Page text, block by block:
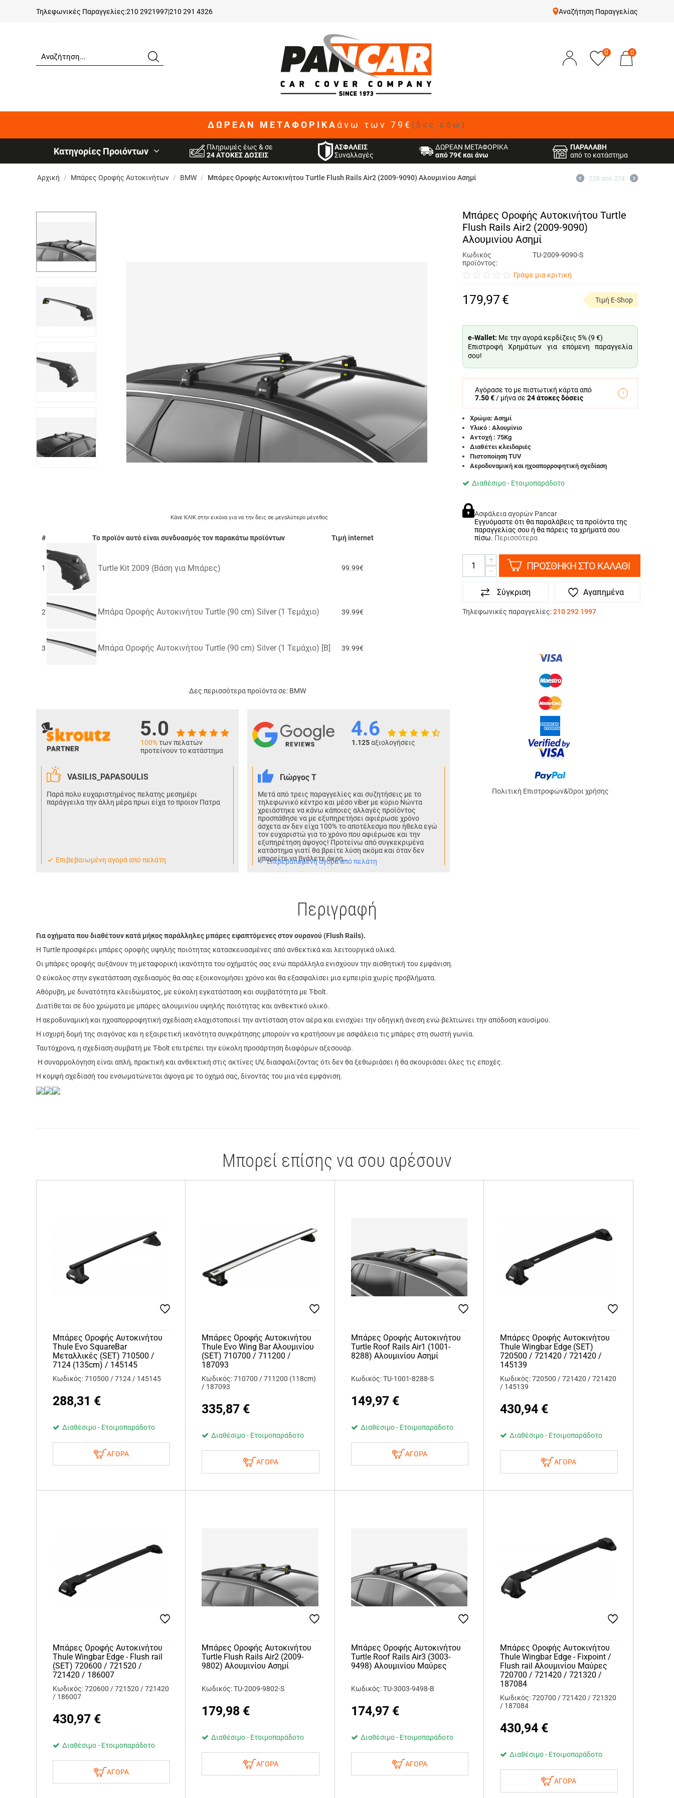
Τηλεφωνικές Παραγγελίες:210 2921997|210 291 4326 Αναζήτηση Παραγγελίας
0 0
ΔΩΡΕΑΝ ΜΕΤΑΦΟΡΙΚΑ άνω των 79€ (δες εδώ)
Κατηγορίες Προιόντων
Πληρωμές έως & σε
24 ΑΤΟΚΕΣ ΔΟΣΕΙΣ
ΑΣΦΑΛΕΙΣ
Συναλλαγές
ΔΩΡΕΑΝ ΜΕΤΑΦΟΡΙΚΑ
από 79€ και άνω
ΠΑΡΑΛΑΒΗ
από το κατάστημα
Αρχική / Μπάρες Οροφής Αυτοκινήτων / BMW / Μπάρες Οροφής Αυτοκινήτου Turtle Flush Rails Air2 (2009-9090) Αλουμινίου Ασημί 228 από 274
Κάνε ΚΛΙΚ στην εικόνα για να την δεις σε μεγαλύτερο μέγεθος
# Το προϊόν αυτό είναι συνδυασμός τον παρακάτω προϊόντων Τιμή internet
1 Turtle Kit 2009 (Βάση για Μπάρες) 99.99€
2 Μπάρα Οροφής Αυτοκινήτου Turtle (90 cm) Silver (1 Τεμάχιο) 39.99€
3 Μπάρα Οροφής Αυτοκινήτου Turtle (90 cm) Silver (1 Τεμάχιο) [B] 39.99€
Μπάρες Οροφής Αυτοκινήτου Turtle
Flush Rails Air2 (2009-9090)
Αλουμινίου Ασημί
Κωδικός
προϊόντος:
TU-2009-9090-S
Γράψε μια κριτική
179,97 € Τιμή E-Shop
e-Wallet: Με την αγορά κερδίζεις 5% (9 €)
Επιστροφή Χρημάτων για επόμενη παραγγελία
σου!
Αγόρασε το με πιστωτική κάρτα από
7.50 € / μήνα σε 24 άτοκες δόσεις
Χρώμα: Ασημί
Υλικό : Αλουμίνιο
Αντοχή : 75Kg
Διαθέτει κλειδαριές
Πιστοποίηση TUV
Aεροδυναμική και ηχοαπορροφητική σχεδίαση
Διαθέσιμο - Ετοιμοπαράδοτο
Ασφάλεια αγορών Pancar
Εγγυόμαστε ότι θα παραλάβεις τα προϊόντα της
παραγγελίας σου ή θα πάρεις τα χρήματά σου
πίσω. Περισσότερα
+
−
ΠΡΟΣΘΗΚΗ ΣΤΟ ΚΑΛΑΘΙ
Σύγκριση Αγαπημένα
Τηλεφωνικές παραγγελίες:210 292 1997
Πολιτική Επιστροφών&Όροι χρήσης
Δες περισσότερα προϊόντα σε: BMW
5.0
100%των πελατών
προτείνουν το κατάστημα
VASILIS_PAPASOULIS
Παρά πολυ ευχαριστημένος πελατης μεσημέρι
παράγγειλα την άλλη μέρα πρωι είχα το προιον Πατρα
Eπιβεβαιωμένη αγορά από πελάτη
4.6
1.125αξιολογήσεις
Γιώργος Τ
Μετά από τρεις παραγγελίες και συζητήσεις με το
τηλεφωνικό κέντρο και μέσο viber με κύριο Νώντα
χρειάστηκε να κάνω κάποιες αλλαγές προϊόντος
προσπάθησε να με εξυπηρετήσει αφιέρωσε χρόνο
άσχετα αν δεν είχα 100% το αποτέλεσμα που ήθελα εγώ
τον ευχαριστώ για το χρόνο που αφιέρωσε και την
εξυπηρέτηση άψογος! Προτείνω από συγκεκριμένα
κατάστημα γιατί θα βρείτε λύση ακόμα και όταν δεν
μπορείτε να βγάλετε άκρη..
Eπιβεβαιωμένη αγορά από πελάτη
Περιγραφή
Για οχήματα που διαθέτουν κατά μήκος παράλληλες μπάρες εφαπτόμενες στον ουρανού (Flush Rails).
Η Turtle προσφέρει μπάρες οροφής υψηλής ποιότητας κατασκευασμένες από ανθεκτικά και λειτουργικά υλικά.
Οι μπάρες οροφής αυξάνουν τη μεταφορική ικανότητα του οχήματός σας ενώ παράλληλα ενισχύουν την αισθητική του εμφάνιση.
Ο εύκολος στην εγκατάσταση σχεδιασμός θα σας εξοικονομήσει χρόνο και θα εξασφαλίσει μια εμπειρία χωρίς προβλήματα.
Αθόρυβη, με δυνατότητα κλειδώματος, με εύκολη εγκατάσταση και συμβατότητα με T-bolt.
Διατίθεται σε δύο χρώματα με μπάρες αλουμινίου υψηλής ποιότητας και ανθεκτικό υλικό.
Η αεροδυναμική και ηχοαπορροφητική σχεδίαση ελαχιστοποιεί την αντίσταση στον αέρα και ενισχύει την οδηγική άνεση ενώ βελτιώνει την απόδοση καυσίμου.
Η ισχυρή δομή της σιαγόνας και η εξαιρετική ικανότητα συγκράτησης μπορούν να κρατήσουν με ασφάλεια τις μπάρες στη σωστή γωνία.
Ταυτόχρονα, η σχεδίαση συμβατή με T-bolt επιτρέπει την εύκολη προσάρτηση διαφόρων αξεσουάρ.
Η συναρμολόγηση είναι απλή, πρακτική και ανθεκτική στις ακτίνες UV, διασφαλίζοντας ότι δεν θα ξεθωριάσει ή θα σκουριάσει όλες τις εποχές.
Η κομψή σχεδίασή του ενσωματώνεται άψογα με το όχημά σας, δίνοντάς του μια νέα εμφάνιση.
Μπορεί επίσης να σου αρέσουν
Μπάρες Οροφής Αυτοκινήτου
Thule Evo SquareBar
Μεταλλικές (SET) 710500 /
7124 (135cm) / 145145
Κωδικός: 710500 / 7124 / 145145
288,31 €
Διαθέσιμο - Ετοιμοπαράδοτο
ΑΓΟΡΑ
Μπάρες Οροφής Αυτοκινήτου
Thule Evo Wing Bar Αλουμινίου
(SET) 710700 / 711200 /
187093
Κωδικός: 710700 / 711200 (118cm)
/ 187093
335,87 €
Διαθέσιμο - Ετοιμοπαράδοτο
ΑΓΟΡΑ
Μπάρες Οροφής Αυτοκινήτου
Turtle Roof Rails Air1 (1001-
8288) Αλουμινίου Ασημί
Κωδικός: TU-1001-8288-S
149,97 €
Διαθέσιμο - Ετοιμοπαράδοτο
ΑΓΟΡΑ
Μπάρες Οροφής Αυτοκινήτου
Thule Wingbar Edge (SET)
720500 / 721420 / 721420 /
145139
Κωδικός: 720500 / 721420 / 721420
/ 145139
430,94 €
Διαθέσιμο - Ετοιμοπαράδοτο
ΑΓΟΡΑ
Μπάρες Οροφής Αυτοκινήτου
Thule Wingbar Edge - Flush rail
(SET) 720600 / 721520 /
721420 / 186007
Κωδικός: 720600 / 721520 / 721420
/ 186007
430,97 €
Διαθέσιμο - Ετοιμοπαράδοτο
ΑΓΟΡΑ
Μπάρες Οροφής Αυτοκινήτου
Turtle Flush Rails Air2 (2009-
9802) Αλουμινίου Ασημί
Κωδικός: TU-2009-9802-S
179,98 €
Διαθέσιμο - Ετοιμοπαράδοτο
ΑΓΟΡΑ
Μπάρες Οροφής Αυτοκινήτου
Turtle Roof Rails Air3 (3003-
9498) Αλουμινίου Μαύρες
Κωδικός: TU-3003-9498-B
174,97 €
Διαθέσιμο - Ετοιμοπαράδοτο
ΑΓΟΡΑ
Μπάρες Οροφής Αυτοκινήτου
Thule Wingbar Edge - Fixpoint /
Flush rail Αλουμινίου Μαύρες
720700 / 721420 / 721320 /
187084
Κωδικός: 720700 / 721420 / 721320
/ 187084
430,94 €
Διαθέσιμο - Ετοιμοπαράδοτο
ΑΓΟΡΑ